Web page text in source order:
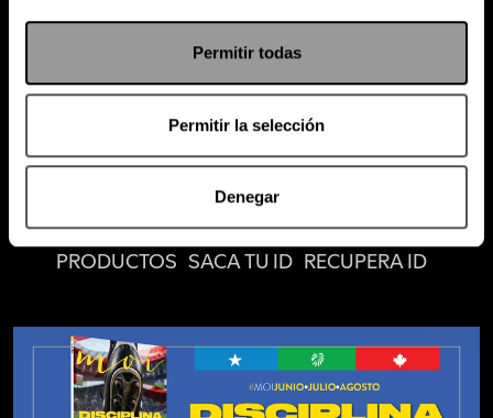
Permitir todas
Permitir la selección
Denegar
Política de Privacidad
PODCAST RADIO MARTHA EVENTOS
PRODUCTOS SACA TU ID RECUPERA ID